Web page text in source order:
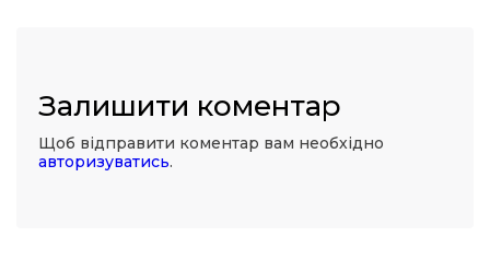
Залишити коментар
Щоб відправити коментар вам необхідно
авторизуватись.